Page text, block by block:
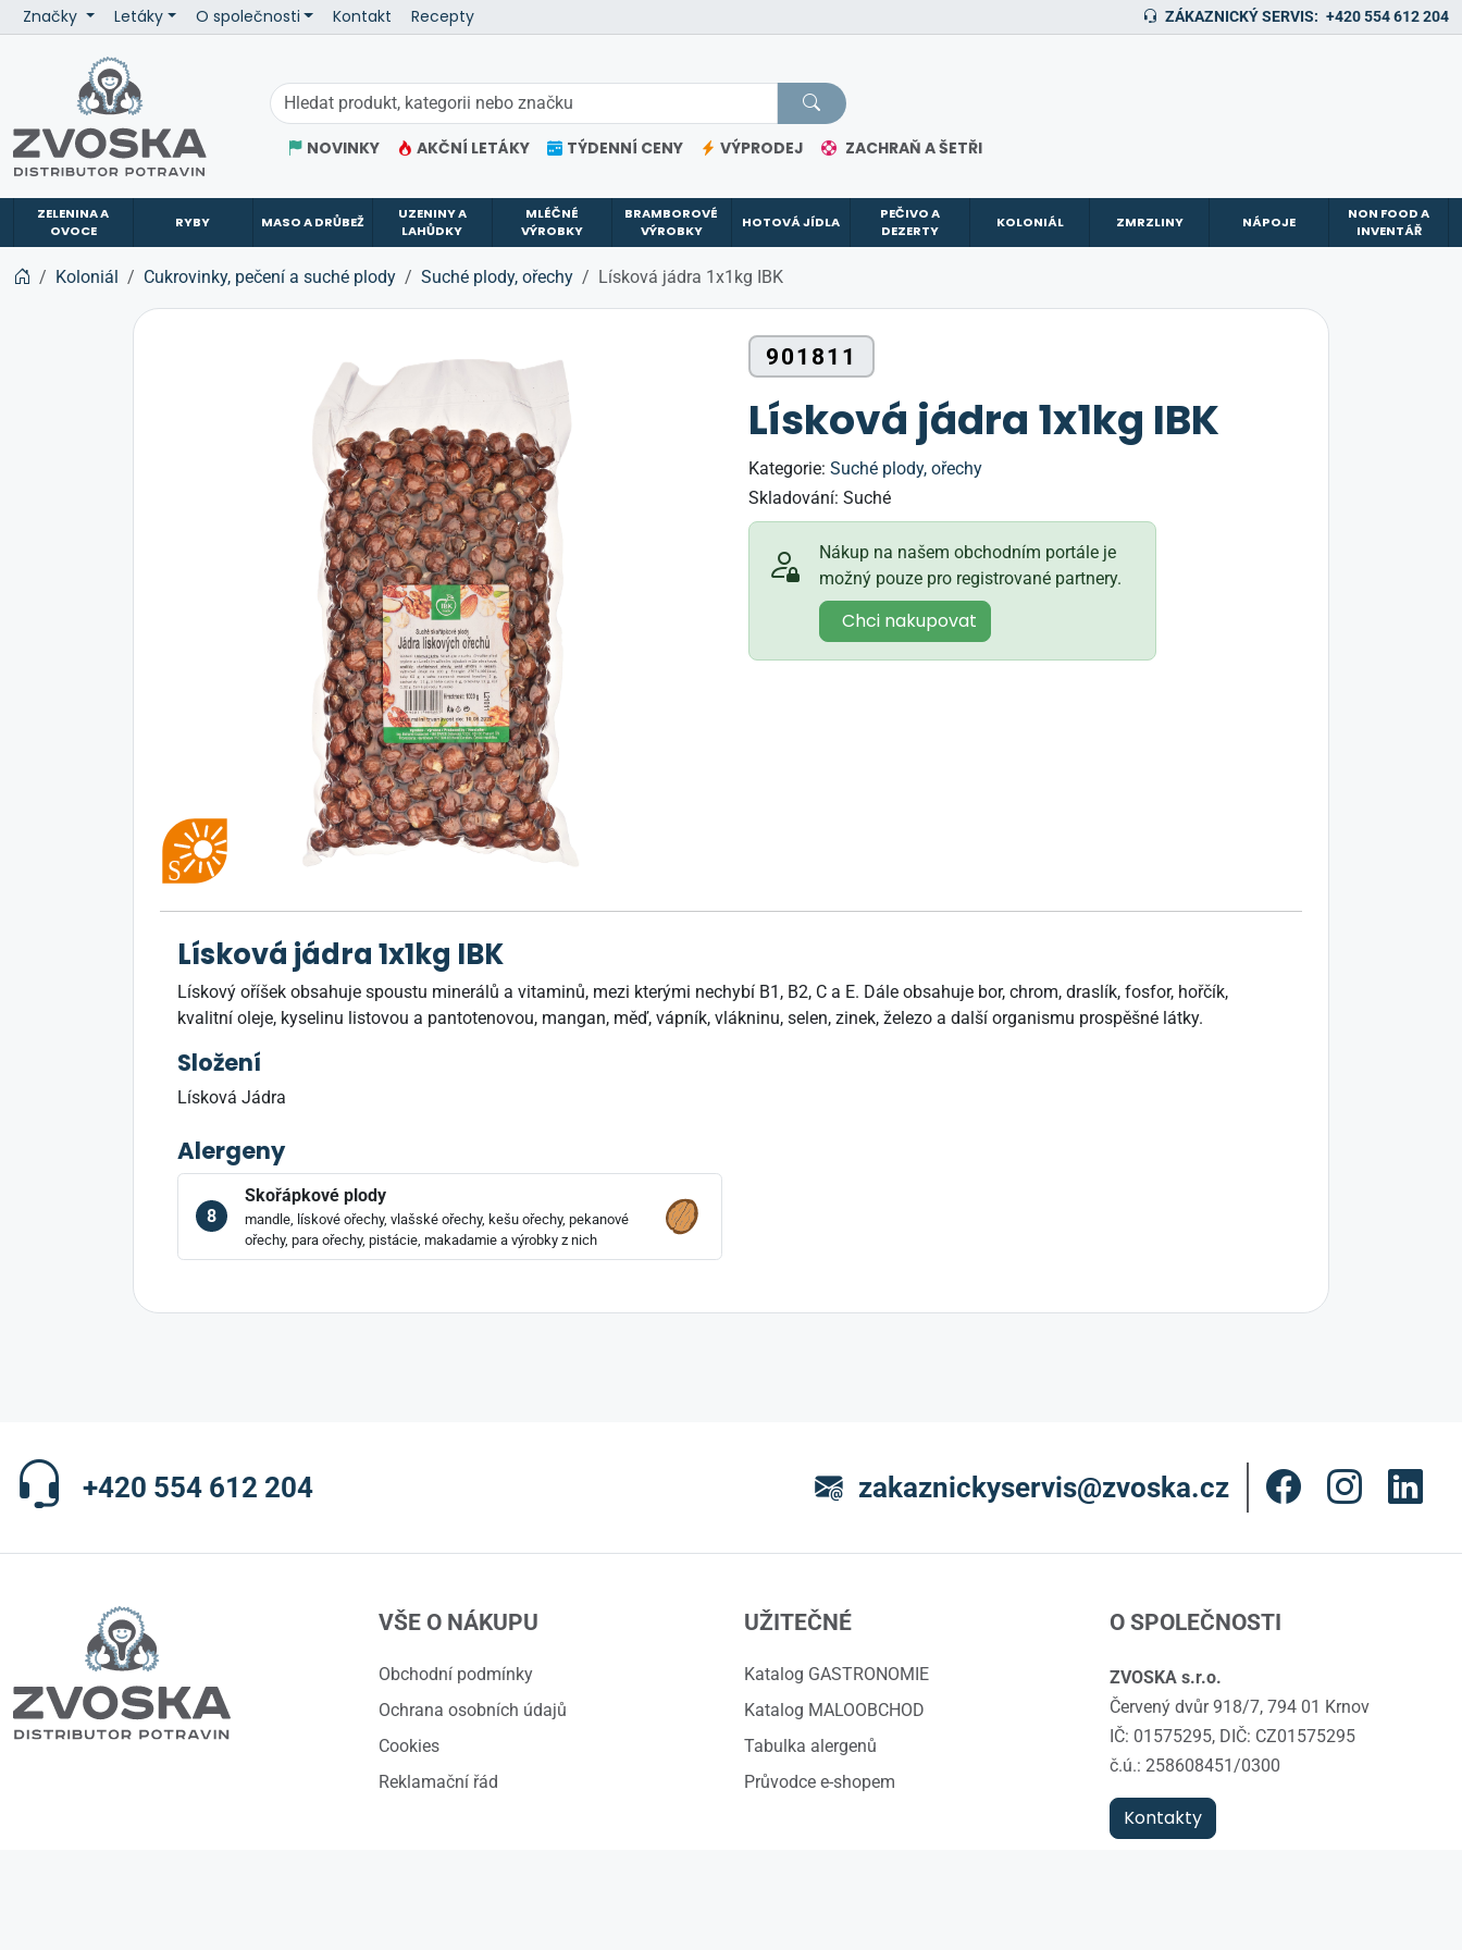
Značky Letáky O společnosti Kontakt Recepty ZÁKAZNICKÝ SERVIS: +420 554 612 204
NOVINKY AKČNÍ LETÁKY TÝDENNÍ CENY VÝPRODEJ ZACHRAŇ A ŠETŘI
ZELENINA A
OVOCE
RYBY MASO A DRŮBEŽ
UZENINY A
LAHŮDKY
MLÉČNÉ
VÝROBKY
BRAMBOROVÉ
VÝROBKY
HOTOVÁ JÍDLA
PEČIVO A
DEZERTY
KOLONIÁL ZMRZLINY NÁPOJE
NON FOOD A
INVENTÁŘ
Koloniál Cukrovinky, pečení a suché plody Suché plody, ořechy Lísková jádra 1x1kg IBK
901811
Lísková jádra 1x1kg IBK
Kategorie: Suché plody, ořechy
Skladování: Suché
Nákup na našem obchodním portále je
možný pouze pro registrované partnery.
Chci nakupovat
Lísková jádra 1x1kg IBK
Lískový oříšek obsahuje spoustu minerálů a vitaminů, mezi kterými nechybí B1, B2, C a E. Dále obsahuje bor, chrom, draslík, fosfor, hořčík,
kvalitní oleje, kyselinu listovou a pantotenovou, mangan, měď, vápník, vlákninu, selen, zinek, železo a další organismu prospěšné látky.
Složení
Lísková Jádra
Alergeny
8
Skořápkové plody
mandle, lískové ořechy, vlašské ořechy, kešu ořechy, pekanové
ořechy, para ořechy, pistácie, makadamie a výrobky z nich
+420 554 612 204 zakaznickyservis@zvoska.cz
VŠE O NÁKUPU
Obchodní podmínky
Ochrana osobních údajů
Cookies
Reklamační řád
UŽITEČNÉ
Katalog GASTRONOMIE
Katalog MALOOBCHOD
Tabulka alergenů
Průvodce e-shopem
O SPOLEČNOSTI
ZVOSKA s.r.o.
Červený dvůr 918/7, 794 01 Krnov
IČ: 01575295, DIČ: CZ01575295
č.ú.: 258608451/0300
Kontakty